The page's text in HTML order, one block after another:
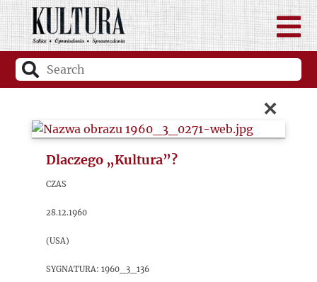
×
Dlaczego „Kultura”?
Czas
28.12.1960
(USA)
sygnatura: 1960_3_136